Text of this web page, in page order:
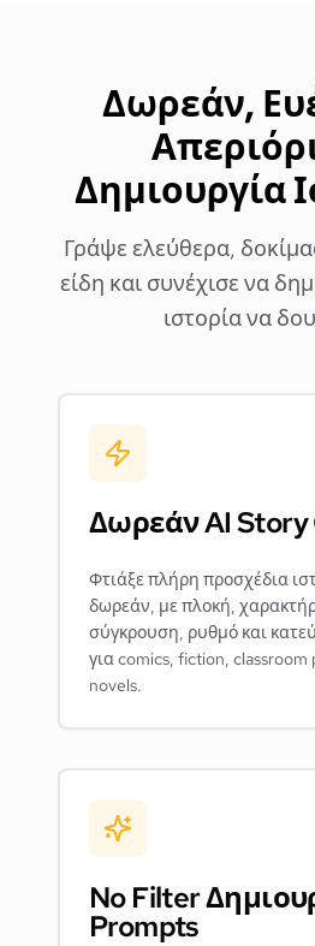
Δωρεάν,
Δημιουργία
Γράψε ελεύθερα,
είδη και συνέχισε να
ιστορία να
Δωρεάν AI Story
Φτιάξε πλήρη προσχέδια
δωρεάν, με πλοκή,
σύγκρουση, ρυθμό και
για comics, fiction, classroom
novels.
No Filter
Prompts